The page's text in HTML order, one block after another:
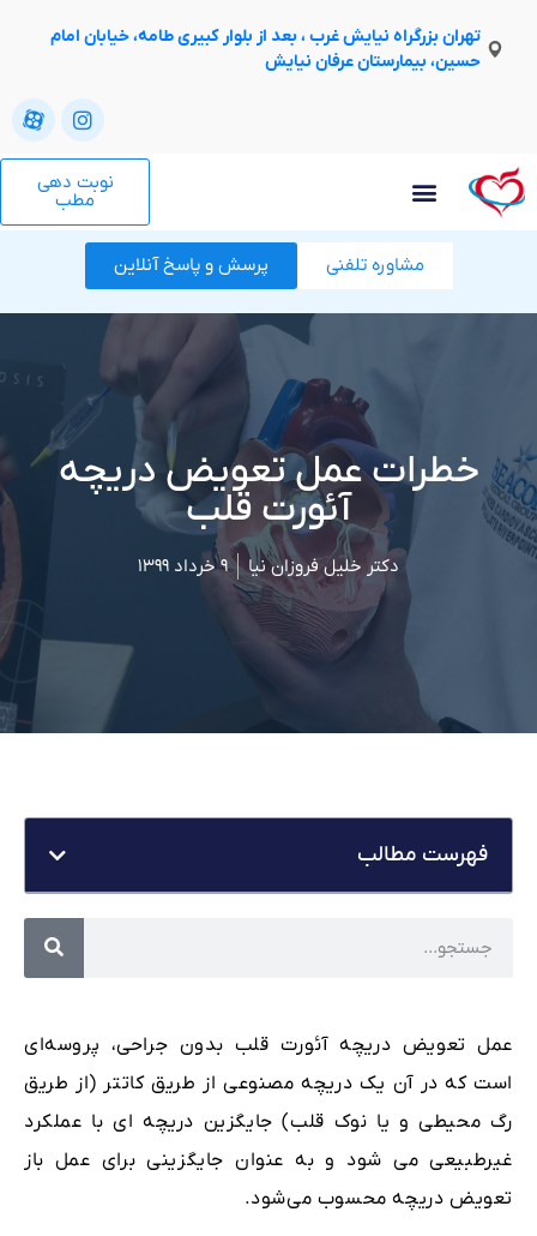
تهران بزرگراه نیایش غرب ، بعد از بلوار کبیری طامه، خیابان امام
حسین، بیمارستان عرفان نیایش
نوبت دهی
مطب
مشاوره تلفنی پرسش و پاسخ آنلاین
خطرات عمل تعویض دریچه
آئورت قلب
دکتر خلیل فروزان نیا ۹ خرداد ۱۳۹۹
عمل تعویض دریچه آئورت قلب بدون جراحی، پروسه‌ای
است که در آن یک دریچه مصنوعی از طریق کاتتر (از طریق
رگ محیطی و یا نوک قلب) جایگزین دریچه ای با عملکرد
غیرطبیعی می شود و به عنوان جایگزینی برای عمل باز
تعویض دریچه محسوب می‌شود.
فهرست مطالب